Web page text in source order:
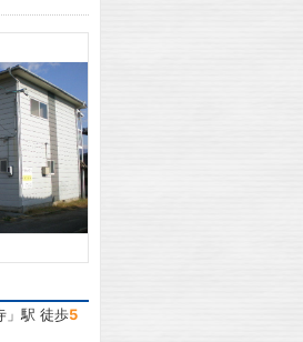
」駅 徒歩5